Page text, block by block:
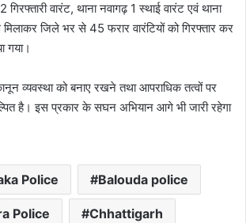
गिरफ्तारी वारंट, थाना नवागढ़ 1 स्थाई वारंट एवं थाना
जिले भर से 45 फरार वारंटियों को गिरफ्तार कर
गया।
व्यवस्था को बनाए रखने तथा आपराधिक तत्वों पर
है। इस प्रकार के सघन अभियान आगे भी जारी रहेगा
Police Balouda police
Police Chhattigarh